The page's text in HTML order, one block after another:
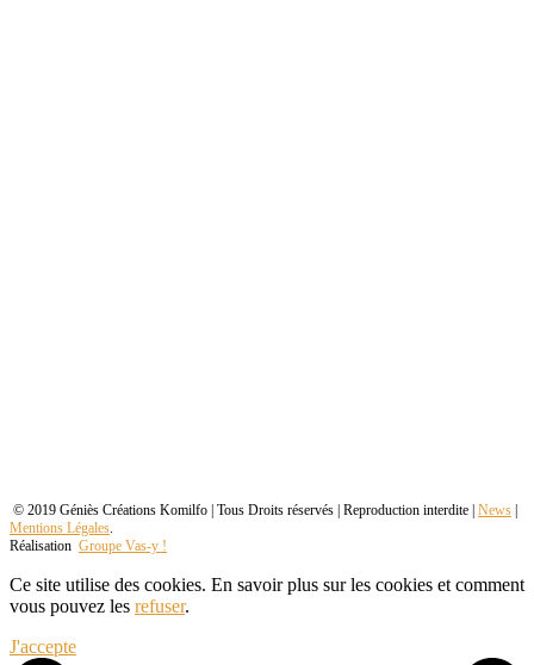
© 2019 Géniès Créations Komilfo | Tous Droits réservés | Reproduction interdite | News
Mentions Légales.
Réalisation Groupe Vas-y !
Ce site utilise des cookies. En savoir plus sur les cookies et comment
vous pouvez les refuser.
J'accepte